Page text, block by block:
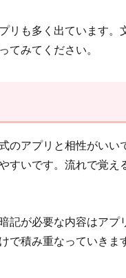
リも多く出ています
てみてください。
のアプリと相性がい
すいです。流れで覚
記が必要な内容はア
で積み重なっていき